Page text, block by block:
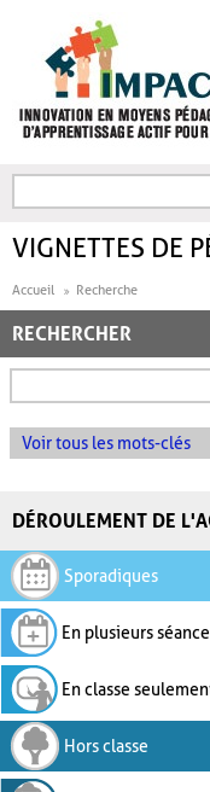
FORMULAIRE DE
VIGNETTES DE
Accueil Recherche
RECHERCHER
Voir tous les mots-clés
DÉROULEMENT DE
Sporadiques
En plusieurs
En classe
Hors classe